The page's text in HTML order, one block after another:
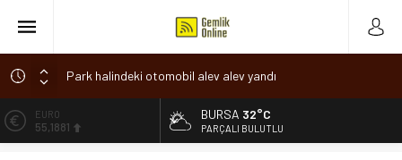
Park halindeki otomobil alev alev yandı
Osmangazi’de baharın müjdesi ‘Hıdırellez’ coşkuyla kutlandı
7 aylık hamileyken evden çıktı, sırra kadem bastı
ALTIN
6.660,55
BURSA 32°C
PARÇALI BULUTLU